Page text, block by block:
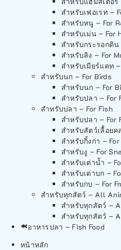
สำหรับเฟอเรท –
สำหรับหนู – For
สำหรับเม่น – For
สำหรับกระรอกดิน
สำหรับลิง – For
สำหรับเมียร์แคท
สำหรับนก – For Birds
สำหรับนก – For
สำหรับปลา – For
สำหรับปลา – For Fish
สำหรับปลา – For
สำหรับสัตว์เลื้อย
สำหรับกิ้งก่า –
สำหรับงู – For
สำหรับเต่าน้ำ –
สำหรับเต่าบก –
สำหรับกบ – For
สำหรับทุกสัตว์ – All
สำหรับทุกสัตว์ –
สำหรับทุกสัตว์ –
อาหารปลา – Fish Food
หน้าหลัก